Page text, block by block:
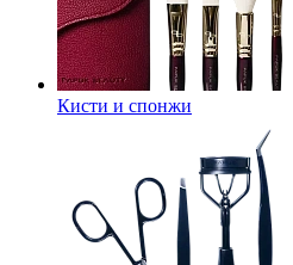
Кисти и спонжи